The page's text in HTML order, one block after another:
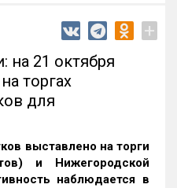
+
на 21 октября
торгах
для
выставлено на торги
и Нижегородской
наблюдается в